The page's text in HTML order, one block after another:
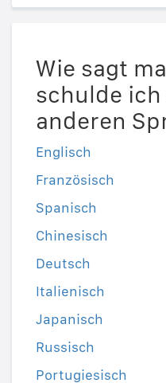
Wie sagt
schulde
anderen
Englisch
Französisch
Spanisch
Chinesisch
Deutsch
Italienisch
Japanisch
Russisch
Portugiesisch